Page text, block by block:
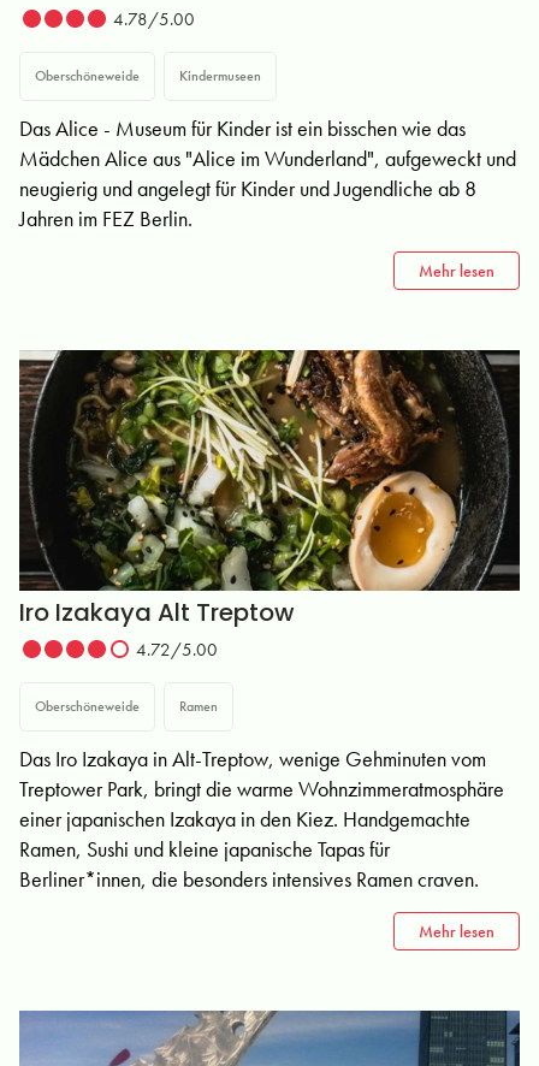
4.78/5.00
Oberschöneweide Kindermuseen
Das Alice - Museum für Kinder ist ein bisschen wie das
Mädchen Alice aus "Alice im Wunderland", aufgeweckt und
neugierig und angelegt für Kinder und Jugendliche ab 8
Jahren im FEZ Berlin.
Mehr lesen
Iro Izakaya Alt Treptow
4.72/5.00
Oberschöneweide Ramen
Das Iro Izakaya in Alt-Treptow, wenige Gehminuten vom
Treptower Park, bringt die warme Wohnzimmeratmosphäre
einer japanischen Izakaya in den Kiez. Handgemachte
Ramen, Sushi und kleine japanische Tapas für
Berliner*innen, die besonders intensives Ramen craven.
Mehr lesen